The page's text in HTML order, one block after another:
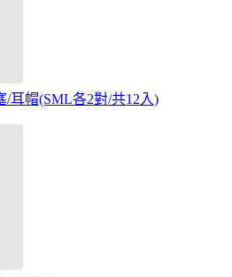
/耳帽(SML各2對/共12入)